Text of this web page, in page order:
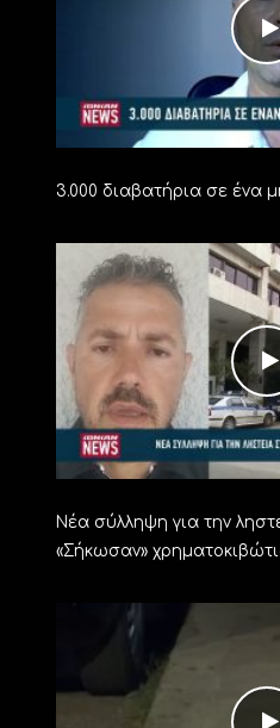
3.000 διαβατήρια σε ένα
Νέα σύλληψη για την
«Σήκωσαν»